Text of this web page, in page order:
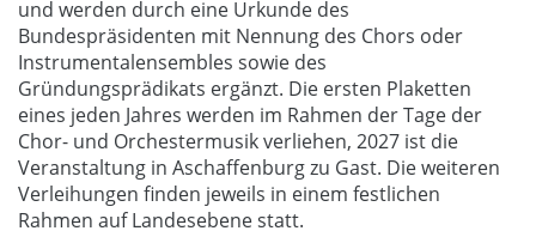
und werden durch eine Urkunde des
Bundespräsidenten mit Nennung des Chors oder
Instrumentalensembles sowie des
Gründungsprädikats ergänzt. Die ersten Plaketten
eines jeden Jahres werden im Rahmen der Tage der
Chor- und Orchestermusik verliehen, 2027 ist die
Veranstaltung in Aschaffenburg zu Gast. Die weiteren
Verleihungen finden jeweils in einem festlichen
Rahmen auf Landesebene statt.